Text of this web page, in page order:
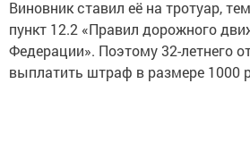
Виновник ставил её на тротуар,
пункт 12.2 «Правил дорожного
Федерации». Поэтому 32-летнего
выплатить штраф в размере 1000